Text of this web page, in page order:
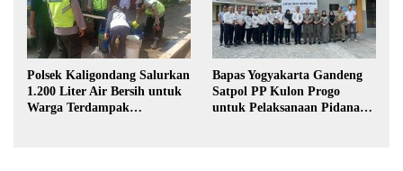
Polsek Kaligondang Salurkan
1.200 Liter Air Bersih untuk
Warga Terdampak
Bapas Yogyakarta Gandeng
Satpol PP Kulon Progo
untuk Pelaksanaan Pidana